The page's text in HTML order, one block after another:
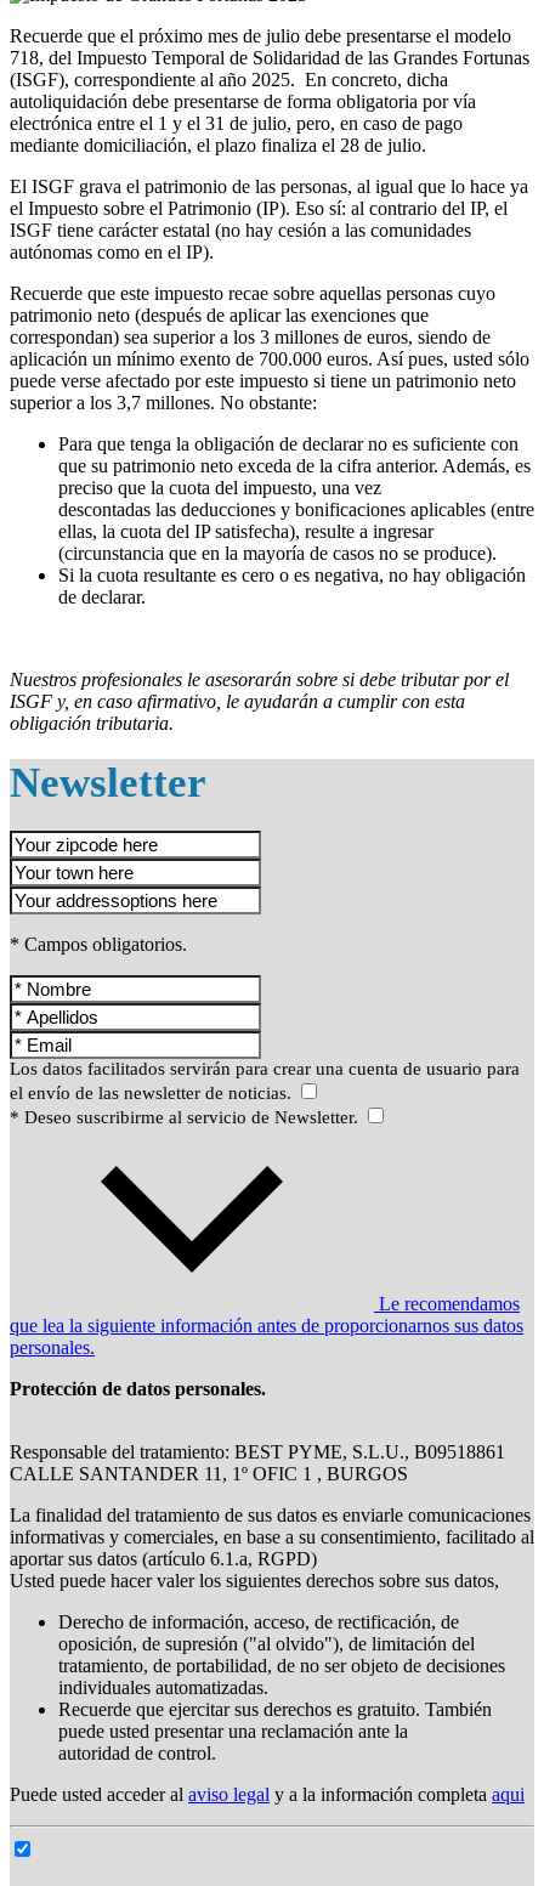
Recuerde que el próximo mes de julio debe presentarse el modelo
718, del Impuesto Temporal de Solidaridad de las Grandes Fortunas
(ISGF), correspondiente al año 2025. En concreto, dicha
autoliquidación debe presentarse de forma obligatoria por vía
electrónica entre el 1 y el 31 de julio, pero, en caso de pago
mediante domiciliación, el plazo finaliza el 28 de julio.
El ISGF grava el patrimonio de las personas, al igual que lo hace ya
el Impuesto sobre el Patrimonio (IP). Eso sí: al contrario del IP, el
ISGF tiene carácter estatal (no hay cesión a las comunidades
autónomas como en el IP).
Recuerde que este impuesto recae sobre aquellas personas cuyo
patrimonio neto (después de aplicar las exenciones que
correspondan) sea superior a los 3 millones de euros, siendo de
aplicación un mínimo exento de 700.000 euros. Así pues, usted sólo
puede verse afectado por este impuesto si tiene un patrimonio neto
superior a los 3,7 millones. No obstante:
Para que tenga la obligación de declarar no es suficiente con
que su patrimonio neto exceda de la cifra anterior. Además, es
preciso que la cuota del impuesto, una vez
descontadas las deducciones y bonificaciones aplicables (entre
ellas, la cuota del IP satisfecha), resulte a ingresar
(circunstancia que en la mayoría de casos no se produce).
Si la cuota resultante es cero o es negativa, no hay obligación
de declarar.
Nuestros profesionales le asesorarán sobre si debe tributar por el
ISGF y, en caso afirmativo, le ayudarán a cumplir con esta
obligación tributaria.
Newsletter
* Campos obligatorios.
Los datos facilitados servirán para crear una cuenta de usuario para
el envío de las newsletter de noticias.
* Deseo suscribirme al servicio de Newsletter.
Le recomendamos
que lea la siguiente información antes de proporcionarnos sus datos
personales.
Protección de datos personales.
Responsable del tratamiento: BEST PYME, S.L.U., B09518861
CALLE SANTANDER 11, 1º OFIC 1 , BURGOS
La finalidad del tratamiento de sus datos es enviarle comunicaciones
informativas y comerciales, en base a su consentimiento, facilitado al
aportar sus datos (artículo 6.1.a, RGPD)
Usted puede hacer valer los siguientes derechos sobre sus datos,
Derecho de información, acceso, de rectificación, de
oposición, de supresión ("al olvido"), de limitación del
tratamiento, de portabilidad, de no ser objeto de decisiones
individuales automatizadas.
Recuerde que ejercitar sus derechos es gratuito. También
puede usted presentar una reclamación ante la
autoridad de control.
Puede usted acceder al aviso legal y a la información completa aqui